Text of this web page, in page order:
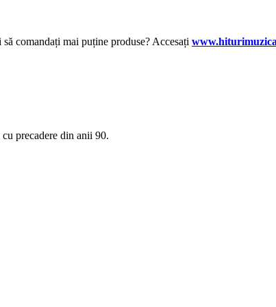
comandați mai puține produse? Accesați
precadere din anii 90.